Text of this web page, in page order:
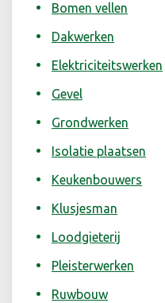
Bomen vellen
Dakwerken
Elektriciteitswerken
Gevel
Grondwerken
Isolatie plaatsen
Keukenbouwers
Klusjesman
Loodgieterij
Pleisterwerken
Ruwbouw